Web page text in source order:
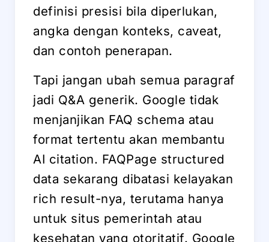
definisi presisi bila diperlukan,
angka dengan konteks, caveat,
dan contoh penerapan.
Tapi jangan ubah semua paragraf
jadi Q&A generik. Google tidak
menjanjikan FAQ schema atau
format tertentu akan membantu
AI citation. FAQPage structured
data sekarang dibatasi kelayakan
rich result-nya, terutama hanya
untuk situs pemerintah atau
kesehatan yang otoritatif. Google